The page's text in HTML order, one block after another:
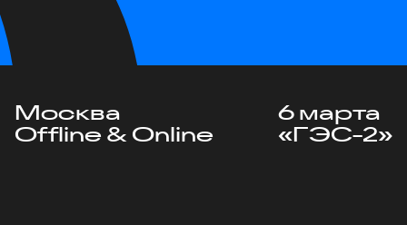
Москва
Offline & Online
6 марта
«ГЭС-2»